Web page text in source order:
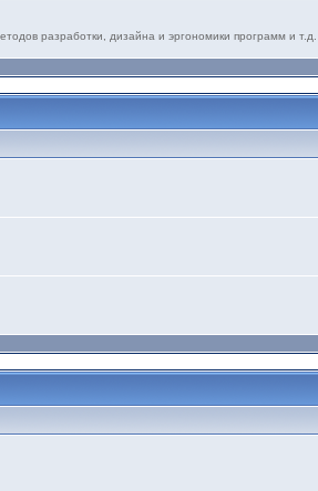
разработки, дизайна и эргономики программ и т.д.